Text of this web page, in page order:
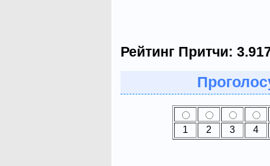
Рейтинг Притчи:
1 2 3 4